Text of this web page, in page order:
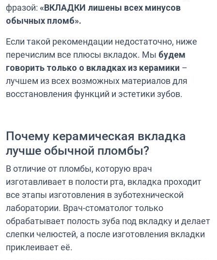
фразой: «ВКЛАДКИ лишены всех минусов
обычных пломб».
Если такой рекомендации недостаточно, ниже
перечислим все плюсы вкладок. Мы будем
говорить только о вкладках из керамики –
лучшем из всех возможных материалов для
восстановления функций и эстетики зубов.
Почему керамическая вкладка
лучше обычной пломбы?
В отличие от пломбы, которую врач
изготавливает в полости рта, вкладка проходит
все этапы изготовления в зуботехнической
лаборатории. Врач-стоматолог только
обрабатывает полость зуба под вкладку и делает
слепки челюстей, а после изготовления вкладки
приклеивает её.